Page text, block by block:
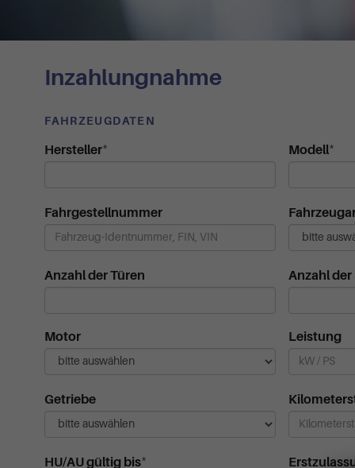
Inzahlungnahme
FAHRZEUGDATEN
Hersteller* Modell*
Fahrgestellnummer
Anzahl der Türen Anzahl der
Motor Leistung
Getriebe
HU/AU gültig bis*